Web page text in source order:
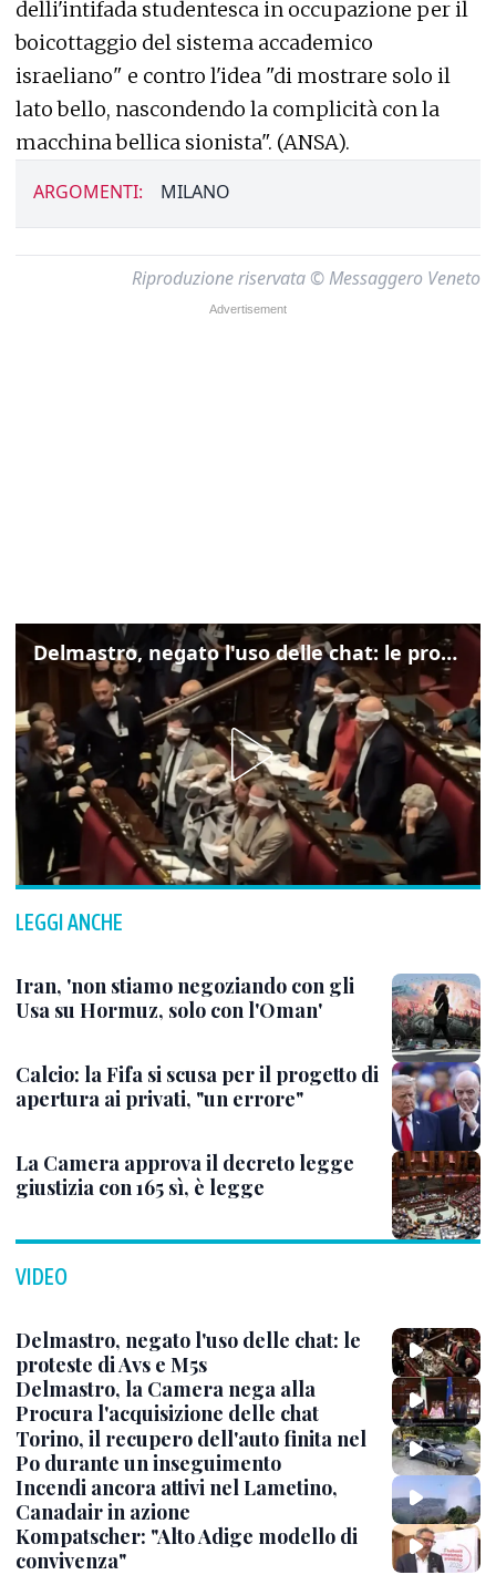
delli'intifada studentesca in occupazione per il
boicottaggio del sistema accademico
israeliano" e contro l'idea "di mostrare solo il
lato bello, nascondendo la complicità con la
macchina bellica sionista". (ANSA).
ARGOMENTI: MILANO
Riproduzione riservata © Messaggero Veneto
Delmastro, negato l'uso delle chat: le proteste di Avs e M5s
LEGGI ANCHE
Iran, 'non stiamo negoziando con gli
Usa su Hormuz, solo con l'Oman'
Calcio: la Fifa si scusa per il progetto di
apertura ai privati, "un errore"
La Camera approva il decreto legge
giustizia con 165 sì, è legge
VIDEO
Delmastro, negato l'uso delle chat: le
proteste di Avs e M5s
Delmastro, la Camera nega alla
Procura l'acquisizione delle chat
Torino, il recupero dell'auto finita nel
Po durante un inseguimento
Incendi ancora attivi nel Lametino,
Canadair in azione
Kompatscher: "Alto Adige modello di
convivenza"